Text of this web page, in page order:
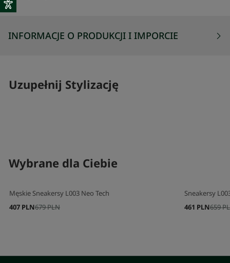
INFORMACJE O PRODUKCJI I IMPORCIE
Uzupełnij Stylizację
Wybrane dla Ciebie
Męskie Sneakersy L003 Neo Tech
679 PLN
407 PLN
Sneakersy
659
461 PLN